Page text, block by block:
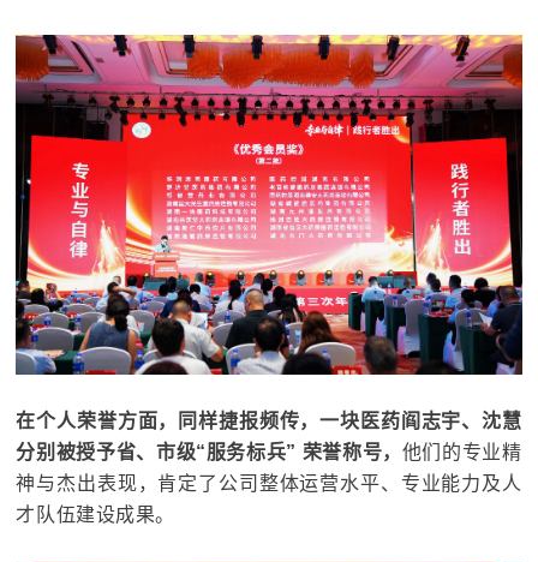
在个人荣誉方面，同样捷报频传，一块医药阎志宇、沈慧
分别被授予省、市级“服务标兵” 荣誉称号， 他们的专业精
神与杰出表现，肯定了公司整体运营水平、专业能力及人
才队伍建设成果。